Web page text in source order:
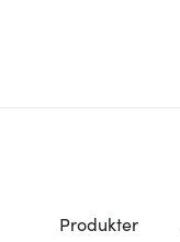
Produkter